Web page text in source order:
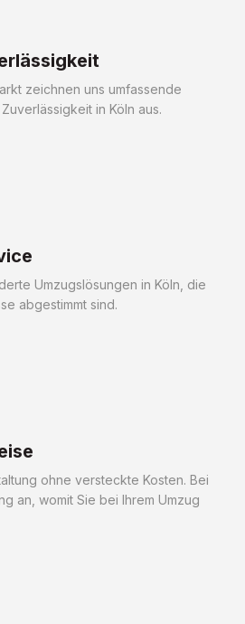
zeichnen uns umfassende
in Köln aus.
Umzugslösungen in Köln, die
abgestimmt sind.
ohne versteckte Kosten. Bei
an, womit Sie bei Ihrem Umzug